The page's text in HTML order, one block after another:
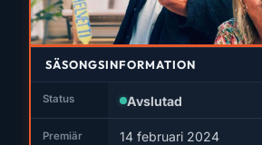
SÄSONGSINFORMATION
Status Avslutad
Premiär 14 februari 2024